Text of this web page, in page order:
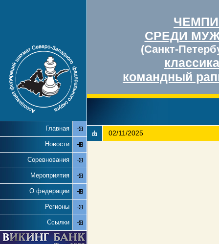
СРЕДИ
(Санкт-
классика
командный
Главная
Новости
Соревнования
Мероприятия
О федерации
Регионы
Ссылки
02/11/2025